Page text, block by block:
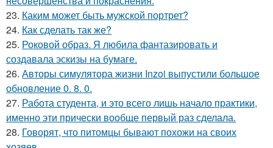
23. Каким может быть мужской портрет?
24. Как сделать так же?
25. Роковой образ. Я любила фантазировать и
создавала эскизы на бумаге.
26. Авторы симулятора жизни Inzoi выпустили большое
обновление 0. 8. 0.
27. Работа студента, и это всего лишь начало практики,
именно эти прически вообще первый раз сделала.
28. Говорят, что питомцы бывают похожи на своих